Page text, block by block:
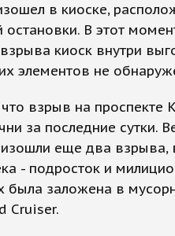
в киоске,
остановки. В этот
взрыва киоск внутри
элементов не
взрыв на проспекте
за последние сутки.
еще два взрыва,
- подросток и
была заложена в
Cruiser.